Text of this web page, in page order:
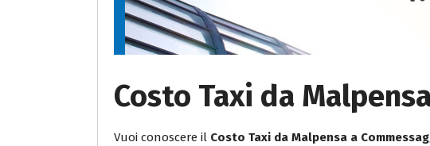
Costo Taxi da
Vuoi conoscere il Costo Taxi da Malpensa a